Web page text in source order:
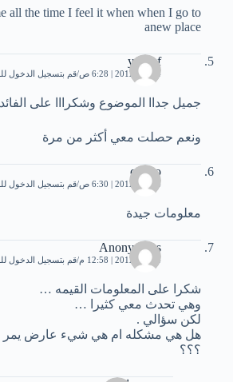
all the time I feel it when when I go to
anew place
yousef
4 مايو، 2012 | 6:28 ص قم بتسجيل الدخول
جميل جداا الموضوع وشكرااا على
ونعم حصلت معي أكثر من مرة
carlito
4 مايو، 2012 | 6:30 ص قم بتسجيل الدخول
معلومات جيدة
Anonymous
4 مايو، 2012 | 12:58 م قم بتسجيل الدخول
شكرا على المعلومات القيمه …
وهي تحدث معي كثيرا …
لكن سؤالي .
هل هي مشكله ام هي شيء عارض يمر
؟؟؟